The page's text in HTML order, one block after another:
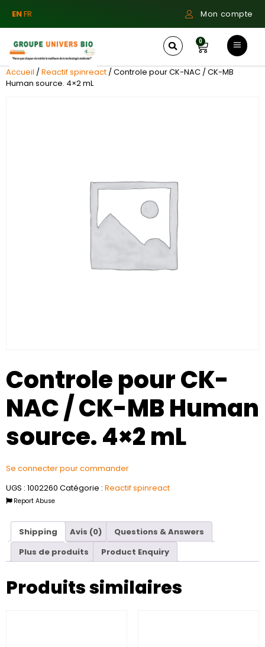
ENFR Mon compte
0
Accueil /Reactif spinreact / Controle pour CK-NAC / CK-MB
Human source. 4×2 mL
Controle pour CK-
NAC / CK-MB Human
source. 4×2 mL
Se connecter pour commander
UGS : 1002260 Catégorie : Reactif spinreact
Report Abuse
Shipping Avis (0)
Questions & Answers
Plus de produits
Product Enquiry
Produits similaires